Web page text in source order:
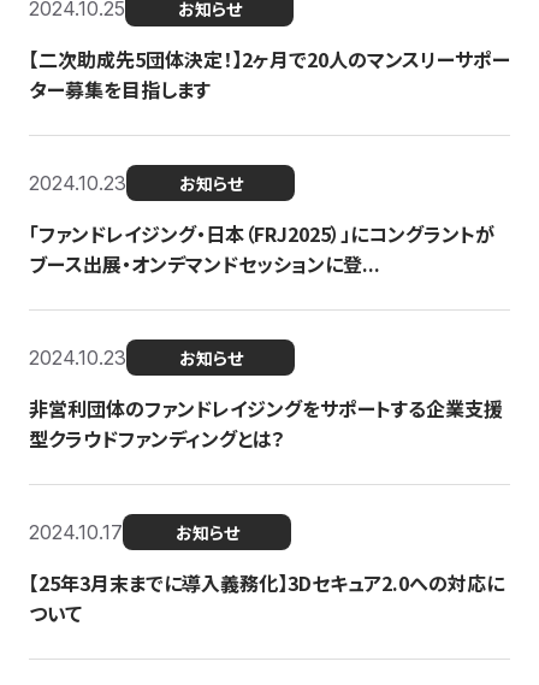
2024.10.25 お知らせ
【二次助成先5団体決定！】2ヶ月で20人のマンスリーサポー
ター募集を目指します
2024.10.23 お知らせ
「ファンドレイジング・日本（FRJ2025）」にコングラントが
ブース出展・オンデマンドセッションに登...
2024.10.23 お知らせ
非営利団体のファンドレイジングをサポートする企業支援
型クラウドファンディングとは？
2024.10.17 お知らせ
【25年3月末までに導入義務化】3Dセキュア2.0への対応に
ついて